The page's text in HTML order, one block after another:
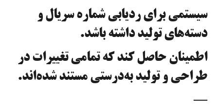
سیستمی برای ردیابی شماره سریال و
دسته‌های تولید داشته باشد.
اطمینان حاصل کند که تمامی تغییرات در
طراحی و تولید به‌درستی مستند شده‌اند.
—